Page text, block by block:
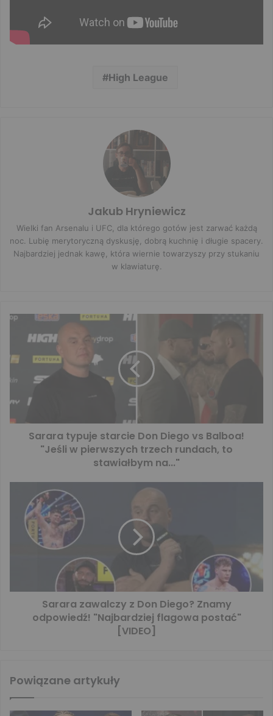
High League
Jakub Hryniewicz
Wielki fan Arsenalu i UFC, dla którego gotów jest zarwać każdą
noc. Lubię merytoryczną dyskusję, dobrą kuchnię i długie spacery.
Najbardziej jednak kawę, która wiernie towarzyszy przy stukaniu
w klawiaturę.
Sarara typuje starcie Don Diego vs Balboa!
"Jeśli w pierwszych trzech rundach, to
stawiałbym na..."
Sarara zawalczy z Don Diego? Znamy
odpowiedź! "Najbardziej flagowa postać"
[VIDEO]
Powiązane artykuły